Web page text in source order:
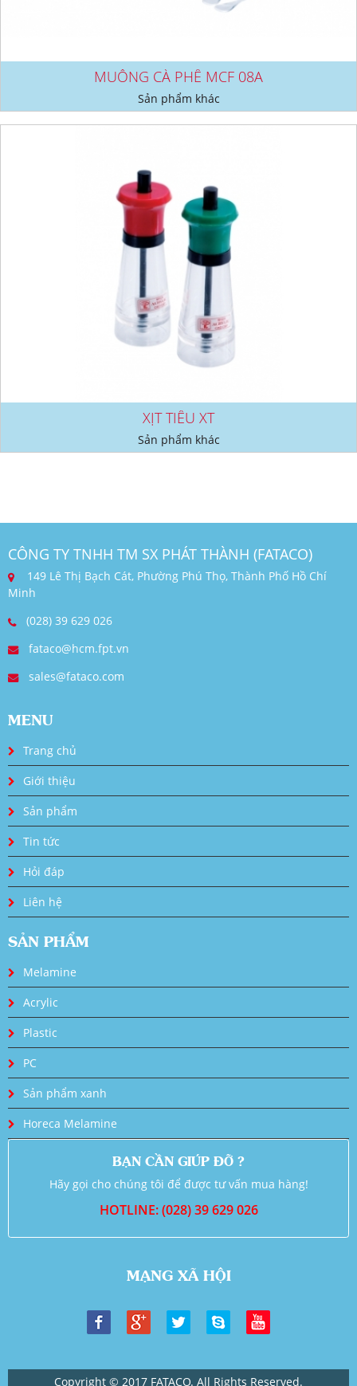
MUỖNG CÀ PHÊ MCF 08A
Sản phẩm khác
XỊT TIÊU XT
Sản phẩm khác
CÔNG TY TNHH TM SX PHÁT THÀNH (FATACO)
149 Lê Thị Bạch Cát, Phường Phú Thọ, Thành Phố Hồ Chí
Minh
(028) 39 629 026
fataco@hcm.fpt.vn
sales@fataco.com
MENU
Trang chủ
Giới thiệu
Sản phẩm
Tin tức
Hỏi đáp
Liên hệ
SẢN PHẨM
Melamine
Acrylic
Plastic
PC
Sản phẩm xanh
Horeca Melamine
BẠN CẦN GIÚP ĐỠ ?
Hãy gọi cho chúng tôi để được tư vấn mua hàng!
HOTLINE: (028) 39 629 026
MẠNG XÃ HỘI
Copyright © 2017 FATACO. All Rights Reserved.